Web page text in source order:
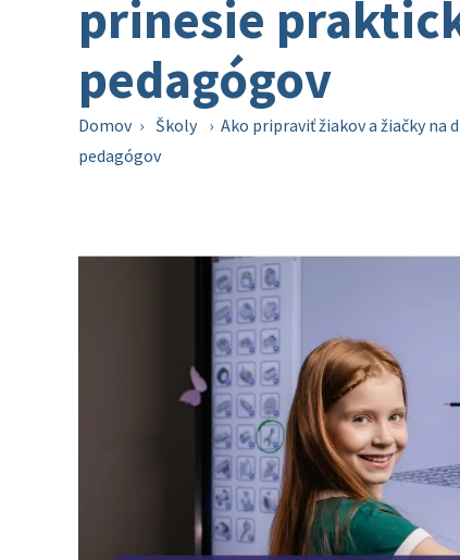
prinesie
pedagógov
Domov › Školy › Ako pripraviť žiakov a žiačky
pedagógov